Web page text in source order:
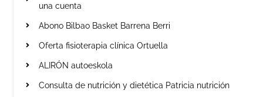
una cuenta
Abono Bilbao Basket Barrena Berri
Oferta fisioterapia clínica Ortuella
ALIRÓN autoeskola
Consulta de nutrición y dietética Patricia nutrición